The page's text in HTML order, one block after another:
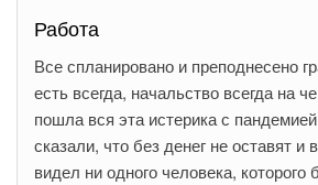
Работа
Все спланировано и преподнесено
есть всегда, начальство всегда на
пошла вся эта истерика с
сказали, что без денег не оставят и
видел ни одного человека, которого